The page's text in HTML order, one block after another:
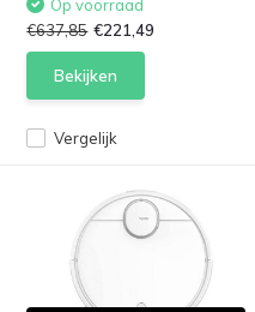
Vergelijk
Op voorraad
€637,85 €221,49
Bekijken